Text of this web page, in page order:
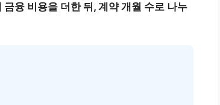
융 비용을 더한 뒤, 계약 개월 수로 나누